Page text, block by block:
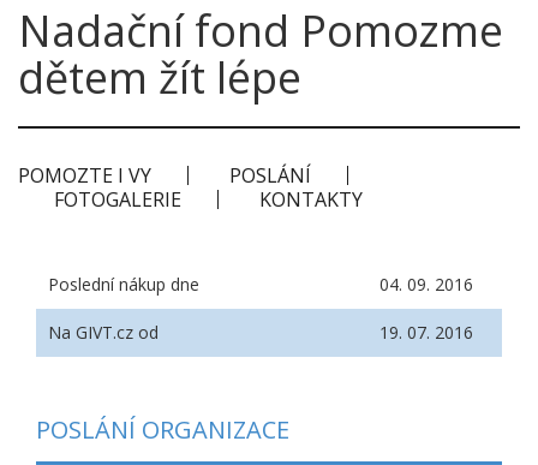
Nadační fond Pomozme
dětem žít lépe
POMOZTE I VY
POSLÁNÍ
FOTOGALERIE
KONTAKTY
Poslední nákup dne 04. 09. 2016
Na GIVT.cz od 19. 07. 2016
POSLÁNÍ ORGANIZACE